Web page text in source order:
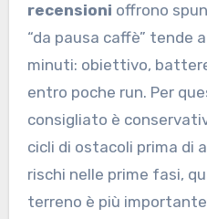
recensioni offrono
“da pausa caffè” tende
minuti: obiettivo,
entro poche run. Per
consigliato è
cicli di ostacoli prima di
rischi nelle prime fasi,
terreno è più importante